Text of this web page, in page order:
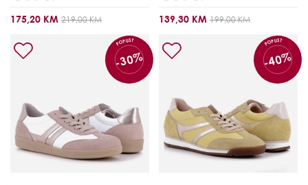
175,20 KM 219,00 KM 139,30 KM 199,00 KM
POPUST
-30%
POPUST
-40%